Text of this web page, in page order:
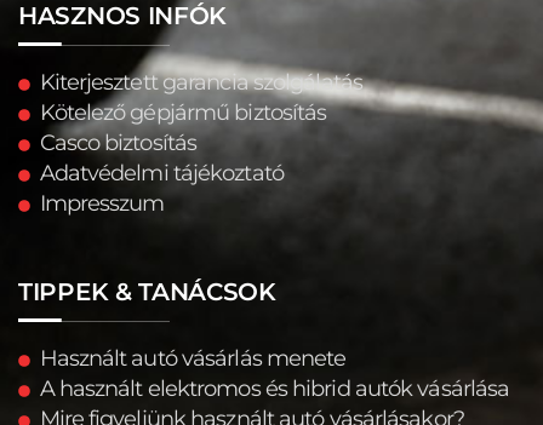
HASZNOS INFÓK
Kiterjesztett garancia szolgálatás
Kötelező gépjármű biztosítás
Casco biztosítás
Adatvédelmi tájékoztató
Impresszum
TIPPEK & TANÁCSOK
Használt autó vásárlás menete
A használt elektromos és hibrid autók vásárlása
Mire figyeljünk használt autó vásárlásakor?